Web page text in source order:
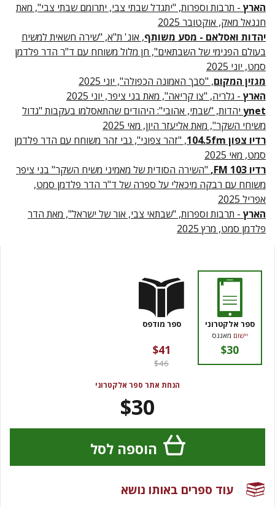
הארץ - תרבות וספרות, "יתגדל שבתי צבי, יתרומם שבתי צבי", מאת
חננאל מאק, אוקטובר 2025
יהדות ואסלאם - מסע משותף, אונ' ת"א, "שירה חשאית למשיח
בעולם הפנימי של השבתאים", חן מלול משוחח עם ד"ר הדר פלדמן
סמט, יוני 2025
מגזין המקום, "סבך האמונה הכפולה", יוני 2025
הארץ - גלריה, "צו קריאה", מאת בני ציפר, יוני 2025
ynet יהדות, "שבתי, אהובי": היהודים שהתאסלמו בעקבות "גדול
משיחי השקר", מאת אליעזר היון, מאי 2025
רדיו צפון 104.5fm
, "זהר צפוני", גבי זהר משוחח עם הדר פלדמן
סמט, מאי 2025
רדיו 103 FM,
"השירה הסודית של מאמיני משיח השקר" בני ציפר
משוחח עם רבקה מיכאלי על ספרה של ד"ר הדר פלדמן סמט,
אפריל 2025
הארץ - תרבות וספרות, "שבתאי צבי, אור של ישראל", מאת הדר
פלדמן סמט, מרץ 2025
ספר אלקטרוני
יישום מאגנס
$30
ספר מודפס
$41
$46
הנחת אתר ספר אלקטרוני
$30
הוספה לסל
עוד ספרים באותו נושא